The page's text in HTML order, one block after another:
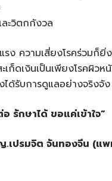
ละวิตกกังวล
รง ความเสี่ยงโรคร่วมก็ยิ่
ก็ดเงินเป็นเพียงโรคผิวห
ด้รับการดูแลอย่างจริงจัง
รักษาได้ ขอแค่เข้าใจ”
เปรมจิต จันทองจีน (แพ